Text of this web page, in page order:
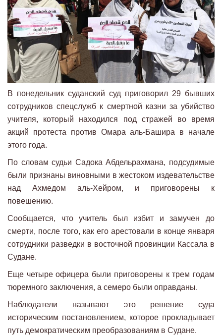
В понедельник суданский суд приговорил 29 бывших
сотрудников спецслужб к смертной казни за убийство
учителя, который находился под стражей во время
акций протеста против Омара аль-Башира в начале
этого года.
По словам судьи Садока Абдельрахмана, подсудимые
были признаны виновными в жестоком издевательстве
над Ахмедом аль-Хейром, и приговорены к
повешению.
Сообщается, что учитель был избит и замучен до
смерти, после того, как его арестовали в конце января
сотрудники разведки в восточной провинции Кассала в
Судане.
Еще четыре офицера были приговорены к трем годам
тюремного заключения, а семеро были оправданы.
Наблюдатели называют это решение суда
историческим постановлением, которое прокладывает
путь демократическим преобразованиям в Судане.